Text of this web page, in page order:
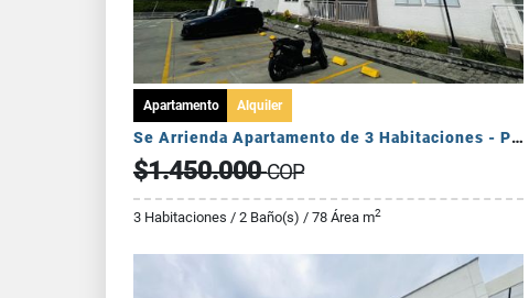
Apartamento Alquiler
Se Arrienda Apartamento de 3 Habitaciones - Puerto Espejo
$1.450.000COP
3 Habitaciones / 2 Baño(s) / 78 Área m2